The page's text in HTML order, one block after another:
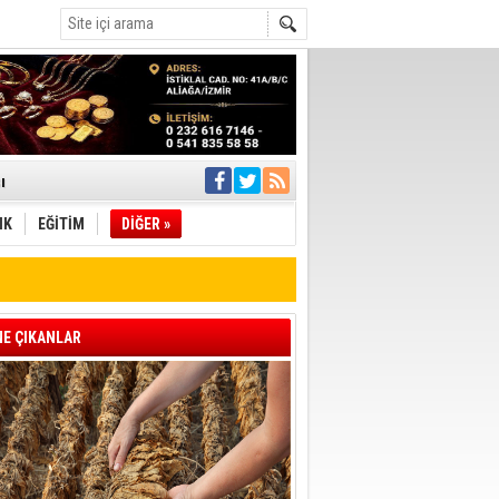
İletti
müdahale
Geçti
EĞİTİM DİĞER »
ÇIKANLAR